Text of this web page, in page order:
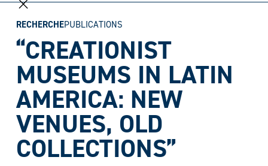
RECHERCHEPUBLICATIONS
“CREATIONIST
MUSEUMS IN LATIN
AMERICA: NEW
VENUES, OLD
COLLECTIONS”